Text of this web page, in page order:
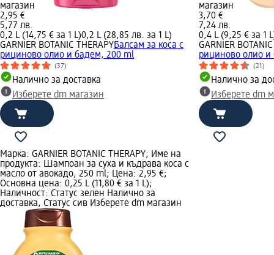
магазин
2,95 €
5,77 лв.
0,2 L (14,75 € за 1 L)0,2 L (28,85 лв. за 1 L)
GARNIER BOTANIC THERAPYБалсам за коса с
рициново олио и бадем, 200 ml
(37)
Налично за доставка
Изберете dm магазин
магазин
3,70 €
7,24 лв.
0,4 L (9,25 € за 1
GARNIER
рициново олио
(21)
Налично за
Изберете dm
Марка: GARNIER BOTANIC THERAPY; Име на
продукта: Шампоан за суха и къдрава коса с
масло от авокадо, 250 ml; Цена: 2,95 €;
Основна цена: 0,25 L (11,80 € за 1 L);
Наличност: Статус зелен Налично за
доставка, Статус сив Изберете dm магазин